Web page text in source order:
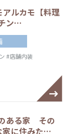
ルカモ【料理
ン…
#店舗内装
ある家 その
家に住みた…